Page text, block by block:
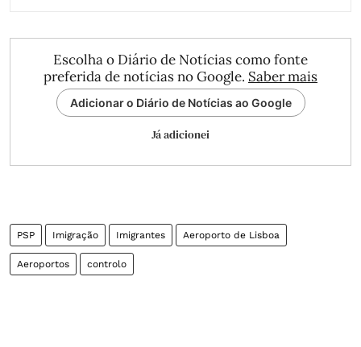
Escolha o Diário de Notícias como fonte
preferida de notícias no Google. Saber mais
Adicionar o Diário de Notícias ao Google
Já adicionei
PSP Imigração Imigrantes Aeroporto de Lisboa
Aeroportos controlo